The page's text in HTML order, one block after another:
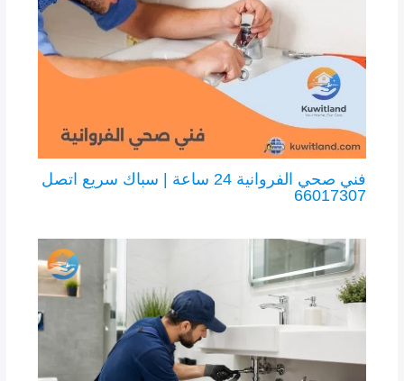
فني صحي الفروانية 24 ساعة | سباك سريع اتصل
66017307